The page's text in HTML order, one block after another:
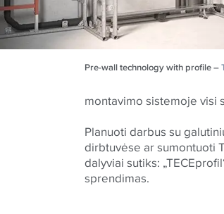
Pre-wall technology with profile –
montavimo sistemoje visi
Planuoti darbus su
dirbtuvėse ar sumontuoti
dalyviai sutiks: „TECE
sprendimas.